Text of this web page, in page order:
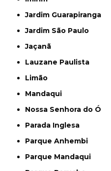
Jardim Guarapiranga
Jardim São Paulo
Jaçanã
Lauzane Paulista
Limão
Mandaqui
Nossa Senhora do Ó
Parada Inglesa
Parque Anhembi
Parque Mandaqui